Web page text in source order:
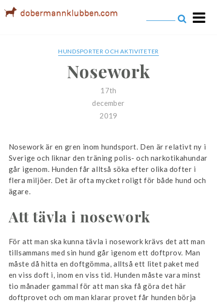
HUNDSPORTER OCH AKTIVITETER
Nosework
17th
december
2019
Nosework är en gren inom hundsport. Den är relativt ny i
Sverige och liknar den träning polis- och narkotikahundar
går igenom. Hunden får alltså söka efter olika dofter i
flera miljöer. Det är ofta mycket roligt för både hund och
ägare.
Att tävla i nosework
För att man ska kunna tävla i nosework krävs det att man
tillsammans med sin hund går igenom ett doftprov. Man
måste då hitta en doftgömma, alltså ett litet paket med
en viss doft i, inom en viss tid. Hunden måste vara minst
tio månader gammal för att man ska få göra det här
doftprovet och om man klarar provet får hunden börja